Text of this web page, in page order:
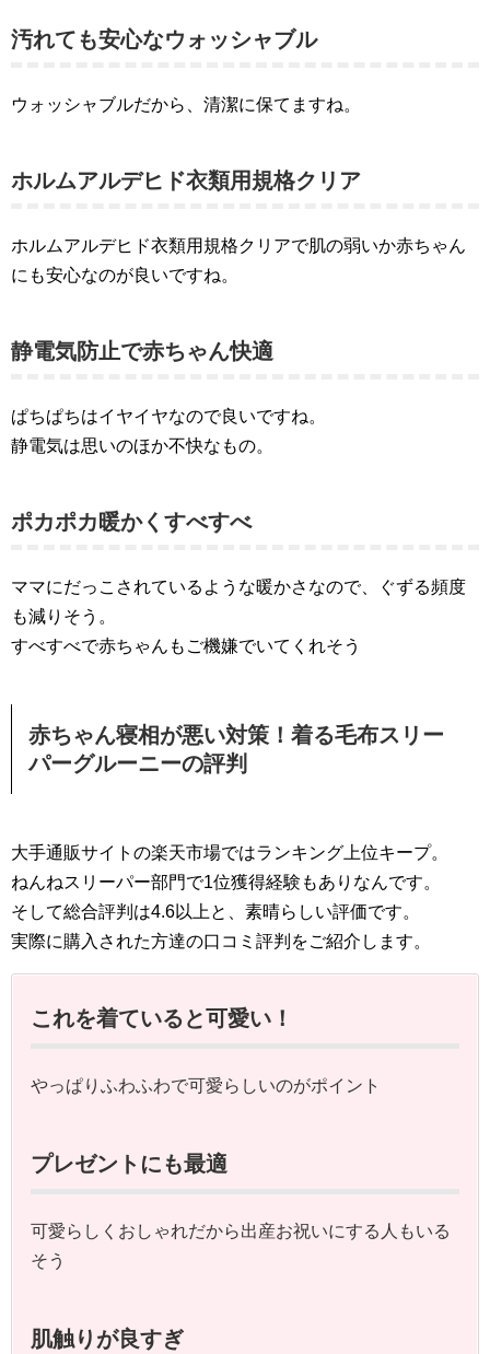
汚れても安心なウォッシャブル
ウォッシャブルだから、清潔に保てますね。
ホルムアルデヒド衣類用規格クリア
ホルムアルデヒド衣類用規格クリアで肌の弱いか赤ちゃん
にも安心なのが良いですね。
静電気防止で赤ちゃん快適
ぱちぱちはイヤイヤなので良いですね。
静電気は思いのほか不快なもの。
ポカポカ暖かくすべすべ
ママにだっこされているような暖かさなので、ぐずる頻度
も減りそう。
すべすべで赤ちゃんもご機嫌でいてくれそう
赤ちゃん寝相が悪い対策！着る毛布スリー
パーグルーニーの評判
大手通販サイトの楽天市場ではランキング上位キープ。
ねんねスリーパー部門で1位獲得経験もありなんです。
そして総合評判は4.6以上と、素晴らしい評価です。
実際に購入された方達の口コミ評判をご紹介します。
これを着ていると可愛い！
やっぱりふわふわで可愛らしいのがポイント
プレゼントにも最適
可愛らしくおしゃれだから出産お祝いにする人もいる
そう
肌触りが良すぎ